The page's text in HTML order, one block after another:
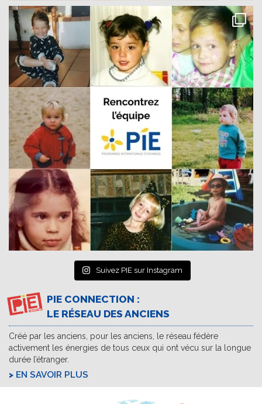
Suivez PIE sur Instagram
PIE CONNECTION :
LE RÉSEAU DES ANCIENS
Créé par les anciens, pour les anciens, le réseau fédère
activement les énergies de tous ceux qui ont vécu sur la longue
durée l’étranger.
EN SAVOIR PLUS